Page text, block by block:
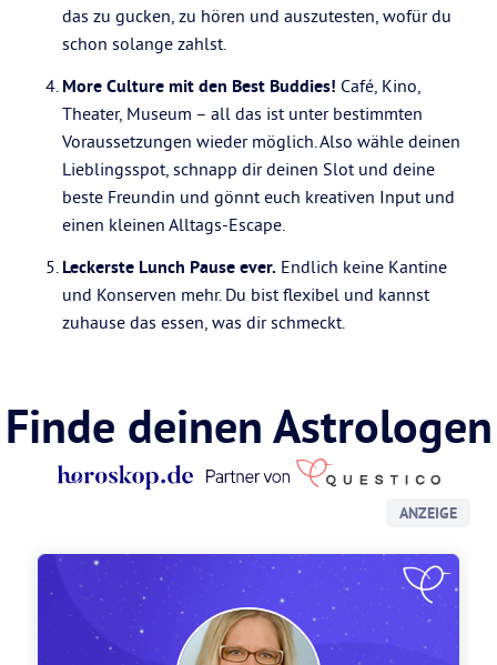
das zu gucken, zu hören und auszutesten, wofür du
schon solange zahlst.
More Culture mit den Best Buddies! Café, Kino,
Theater, Museum – all das ist unter bestimmten
Voraussetzungen wieder möglich. Also wähle deinen
Lieblingsspot, schnapp dir deinen Slot und deine
beste Freundin und gönnt euch kreativen Input und
einen kleinen Alltags-Escape.
Leckerste Lunch Pause ever. Endlich keine Kantine
und Konserven mehr. Du bist flexibel und kannst
zuhause das essen, was dir schmeckt.
Finde deinen Astrologen
ANZEIGE